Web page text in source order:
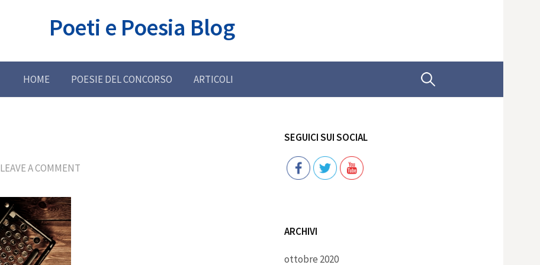
Poeti e Poesia Blog
HOME POESIE DEL CONCORSO ARTICOLI Ricerca
LEAVE A COMMENT
SEGUICI SUI SOCIAL
Follow
ARCHIVI
ottobre 2020